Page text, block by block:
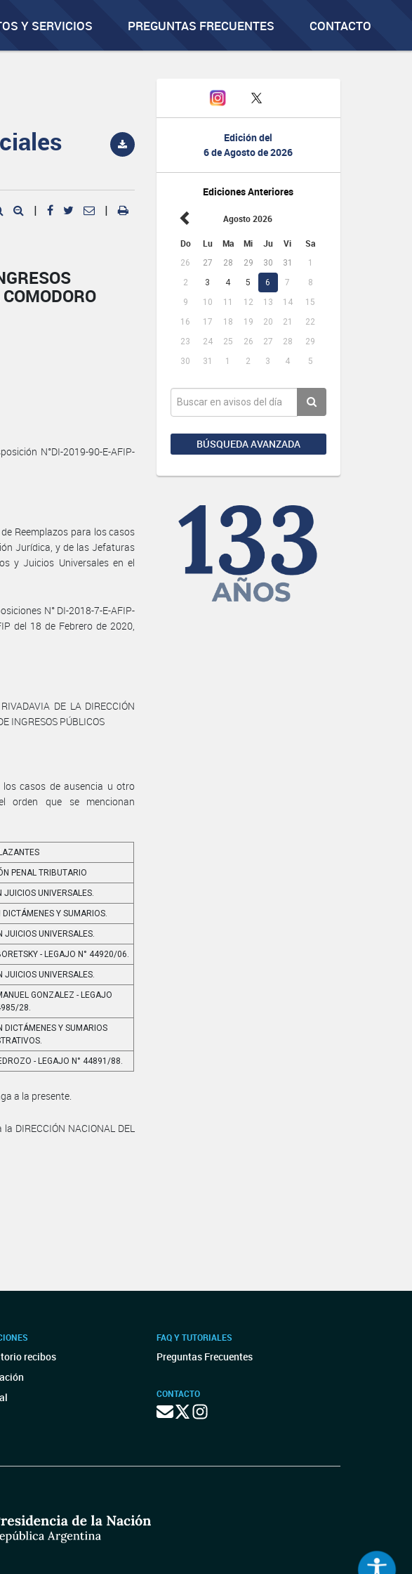
Y SERVICIOS PREGUNTAS FRECUENTES CONTACTO
Edición del
6 de Agosto de 2026
Ediciones Anteriores
Agosto 2026
Do Lu Ma Mi Ju Vi Sa
26 27 28 29 30 31
1
2
3 4 5 6 7
8
9
10 11 12 13 14
15
16
17 18 19 20 21
22
23
24 25 26 27 28
29
30
31 1 2 3 4 5
BÚSQUEDA AVANZADA
| |
N°DI-2019-90-E-AFIP-
Reemplazos para los casos
Jurídica, y de las Jefaturas
y Juicios Universales en el
N° DI-2018-7-E-AFIP-
del 18 de Febrero de 2020,
DE LA DIRECCIÓN
INGRESOS PÚBLICOS
los casos de ausencia u otro
orden que se mencionan
PENAL TRIBUTARIO
JUICIOS UNIVERSALES.
Y SUMARIOS.
JUICIOS UNIVERSALES.
- LEGAJO N° 44920/06.
JUICIOS UNIVERSALES.
GONZALEZ - LEGAJO
28.
DICTÁMENES Y SUMARIOS
- LEGAJO N° 44891/88.
a la presente.
DIRECCIÓN NACIONAL DEL
recibos
FAQ Y TUTORIALES
Preguntas Frecuentes
CONTACTO